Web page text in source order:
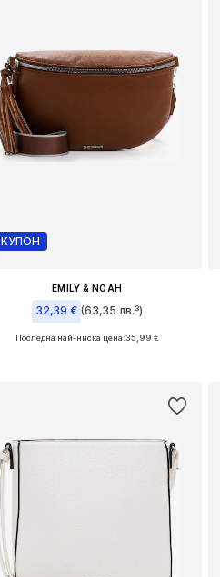
КУПОН
EMILY & NOAH
32,39 € (63,35 лв.³)
Налични размери: One Size
Последна най-ниска цена:35,99 €